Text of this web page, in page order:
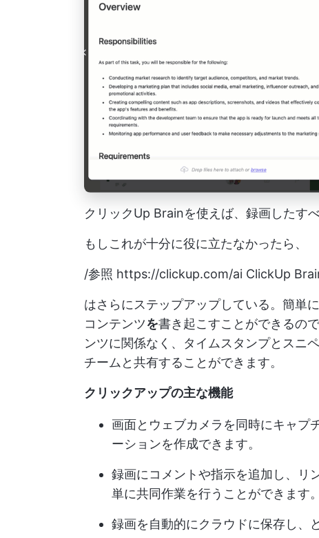
クリックUp Brainを使えば、録画したす
もしこれが十分に役に立たなかったら、
/参照 https://clickup.com/ai ClickUp
はさらにステップアップしている。簡単
コンテンツを書き起こすことができるの
ンツに関係なく、タイムスタンプとスニ
チームと共有することができます。
クリックアップの主な機能
画面とウェブカメラを同時にキャプ
ーションを作成できます。
録画にコメントや指示を追加し、リ
単に共同作業を行うことができます。
録画を自動的にクラウドに保存し、